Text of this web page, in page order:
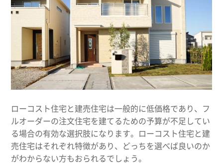
ローコスト住宅と建売住宅は一般的に低価格であり、フ
ルオーダーの注文住宅を建てるための予算が不足してい
る場合の有効な選択肢になります。ローコスト住宅と建
売住宅はそれぞれ特徴があり、どっちを選べば良いのか
がわからない方もおられるでしょう。